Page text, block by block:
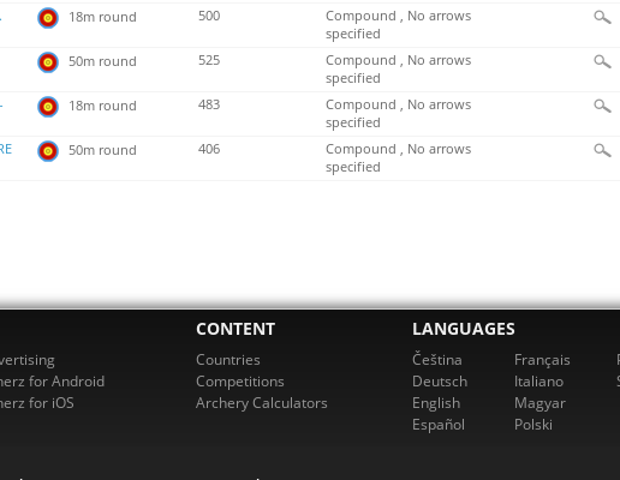
18m round 500
Compound , No arrows
specified
50m round 525
Compound , No arrows
specified
18m round 483
Compound , No arrows
specified
50m round 406
Compound , No arrows
specified
for Android
for iOS
CONTENT
Countries
Competitions
Archery Calculators
LANGUAGES
Čeština
Deutsch
English
Español
Français
Italiano
Magyar
Polski